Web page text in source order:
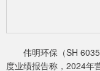
伟明环保（SH
度业绩报告称，2024年